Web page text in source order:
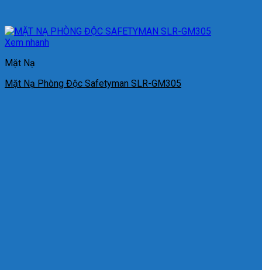
Xem nhanh
Mặt Nạ
Mặt Nạ Phòng Độc Safetyman SLR-GM305